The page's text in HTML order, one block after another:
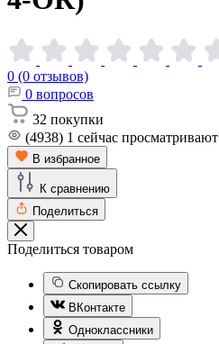
0 (0 отзывов)
0 вопросов
32 покупки
(4938) 1 сейчас просматривают
В избранное
К сравнению
Поделиться
Поделиться товаром
Скопировать ссылку
ВКонтакте
Одноклассники